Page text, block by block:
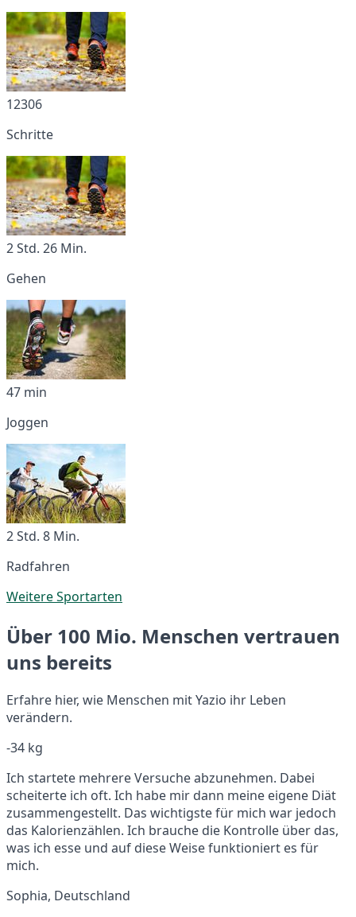
12306
Schritte
2 Std. 26 Min.
Gehen
47 min
Joggen
2 Std. 8 Min.
Radfahren
Weitere Sportarten
Über 100 Mio. Menschen vertrauen
uns bereits
Erfahre hier, wie Menschen mit Yazio ihr Leben
verändern.
-34 kg
Ich startete mehrere Versuche abzunehmen. Dabei
scheiterte ich oft. Ich habe mir dann meine eigene Diät
zusammengestellt. Das wichtigste für mich war jedoch
das Kalorienzählen. Ich brauche die Kontrolle über das,
was ich esse und auf diese Weise funktioniert es für
mich.
Sophia, Deutschland